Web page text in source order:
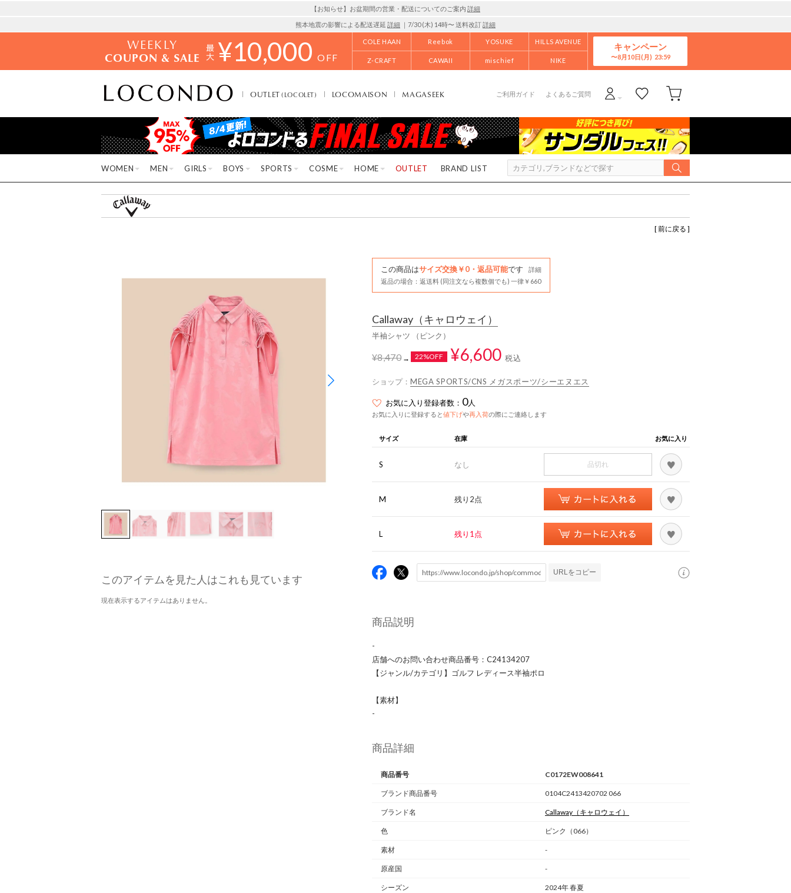
【お知らせ】お盆期間の営業・配送についてのご案内 詳細
熊本地震の影響による配送遅延 詳細 ｜7/30 (木) 14時〜 送料改訂詳細
WEEKLY
COUPON & SALE ¥10,000 OFF
COLE HAAN Reebok YOSUKE HILLS AVENUE
Z-CRAFT CAWAII mischief NIKE
キャンペーン
8月10日(月)
OUTLET(LOCOLET) LOCOMAISON MAGASEEK ご利用ガイド よくあるご質問
WOMEN MEN GIRLS BOYS SPORTS COSME HOME OUTLET BRAND LIST
[ 前に戻る ]
このアイテムを見た人はこれも見ています
現在表示するアイテムはありません。
この商品はサイズ交換￥0・返品可能です
詳細
返品の場合：返送料 (同注文なら複数個でも) 一律￥660
Callaway （キャロウェイ）
半袖シャツ （ピンク）
¥8,470→ 22%OFF ¥6,600 税込
ショップ： MEGA SPORTS/CNS メガスポーツ/シーエヌエス
お気に入り登録者数： 0人
お気に入りに登録すると値下げや再入荷の際にご連絡します
サイズ 在庫 お気に入り
S なし 品切れ
M 残り2点
L 残り1点
URLをコピー
商品説明
-
店舗へのお問い合わせ商品番号：C24134207
【ジャンル/カテゴリ】ゴルフ レディース半袖ポロ
【素材】
-
商品詳細
商品番号 C0172EW008641
ブランド商品番号 0104C2413420702 066
ブランド名 Callaway （キャロウェイ）
色 ピンク（066）
素材 -
原産国 -
シーズン 2024年 春夏